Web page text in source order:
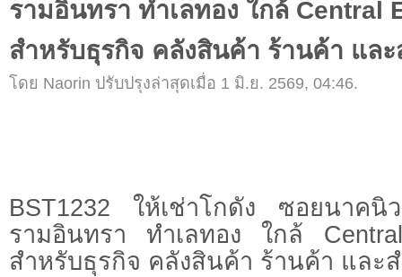
รามอินทรา ทำเลทอง ใกล้ Central
สำหรับธุรกิจ คลังสินค้า ร้านค้า แล
โดย Naorin ปรับปรุงล่าสุดเมื่อ 1 มิ.ย. 2569, 04:46.
BST1232 ให้เช่าโกดัง ซอยนาค
รามอินทรา ทำเลทอง ใกล้
สำหรับธุรกิจ คลังสินค้า ร้านค้า และ